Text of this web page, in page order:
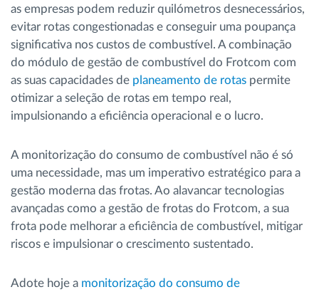
as empresas podem reduzir quilómetros desnecessários,
evitar rotas congestionadas e conseguir uma poupança
significativa nos custos de combustível. A combinação
do módulo de gestão de combustível do Frotcom com
as suas capacidades de planeamento de rotas permite
otimizar a seleção de rotas em tempo real,
impulsionando a eficiência operacional e o lucro.
A monitorização do consumo de combustível não é só
uma necessidade, mas um imperativo estratégico para a
gestão moderna das frotas. Ao alavancar tecnologias
avançadas como a gestão de frotas do Frotcom, a sua
frota pode melhorar a eficiência de combustível, mitigar
riscos e impulsionar o crescimento sustentado.
Adote hoje a monitorização do consumo de